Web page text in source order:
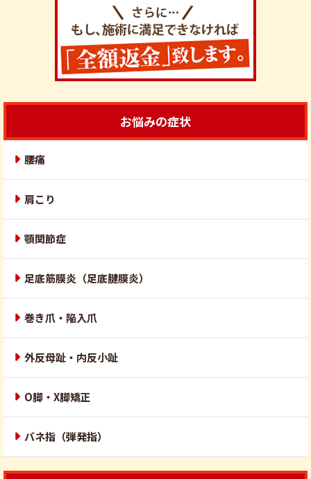
お悩みの症状
腰痛
肩こり
顎関節症
足底筋膜炎（足底腱膜炎）
巻き爪・陥入爪
外反母趾・内反小趾
O脚・X脚矯正
バネ指（弾発指）